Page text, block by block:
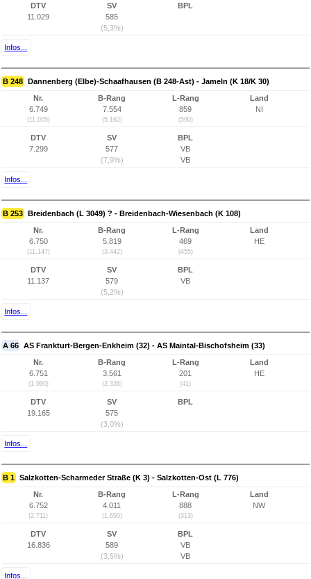
DTV
11.029
SV
585
(5,3%)
BPL
Infos...
B 248 Dannenberg (Elbe)-Schaafhausen (B 248-Ast) - Jameln (K 18/K 30)
Nr.
6.749
(11.005)
B-Rang
7.554
(5.162)
L-Rang
859
(590)
Land
NI
DTV
7.299
SV
577
(7,9%)
BPL
VB
VB
Infos...
B 253 Breidenbach (L 3049) ? - Breidenbach-Wiesenbach (K 108)
Nr.
6.750
(11.147)
B-Rang
5.819
(3.442)
L-Rang
469
(455)
Land
HE
DTV
11.137
SV
579
(5,2%)
BPL
VB
Infos...
A 66 AS Frankturt-Bergen-Enkheim (32) - AS Maintal-Bischofsheim (33)
Nr.
6.751
(1.990)
B-Rang
3.561
(2.326)
L-Rang
201
(41)
Land
HE
DTV
19.165
SV
575
(3,0%)
BPL
Infos...
B 1 Salzkotten-Scharmeder Straße (K 3) - Salzkotten-Ost (L 776)
Nr.
6.752
(2.711)
B-Rang
4.011
(1.690)
L-Rang
888
(313)
Land
NW
DTV
16.836
SV
589
(3,5%)
BPL
VB
VB
Infos...